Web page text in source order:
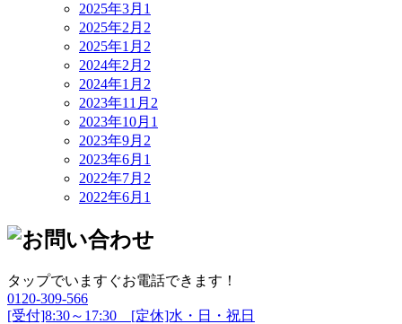
2025年3月 1
2025年2月 2
2025年1月 2
2024年2月 2
2024年1月 2
2023年11月 2
2023年10月 1
2023年9月 2
2023年6月 1
2022年7月 2
2022年6月 1
タップでいますぐお電話できます！
0120-309-566
[受付]8:30～17:30 [定休]水・日・祝日